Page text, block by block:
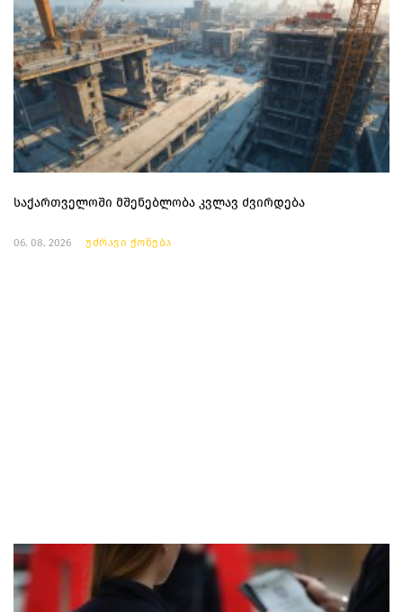
საქართველოში მშენებლობა კვლავ ძვირდება
06. 08. 2026 უძრავი ქონება